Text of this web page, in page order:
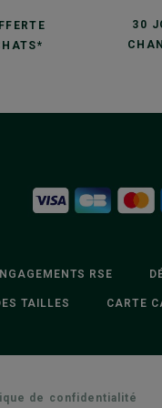
30
RSE
TAILLES CARTE
de confidentialité